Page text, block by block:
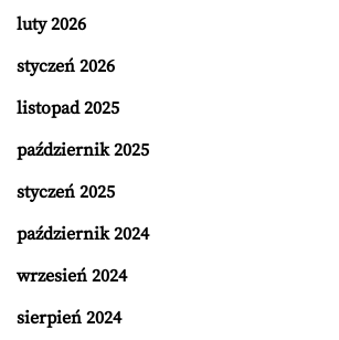
luty 2026
styczeń 2026
listopad 2025
październik 2025
styczeń 2025
październik 2024
wrzesień 2024
sierpień 2024